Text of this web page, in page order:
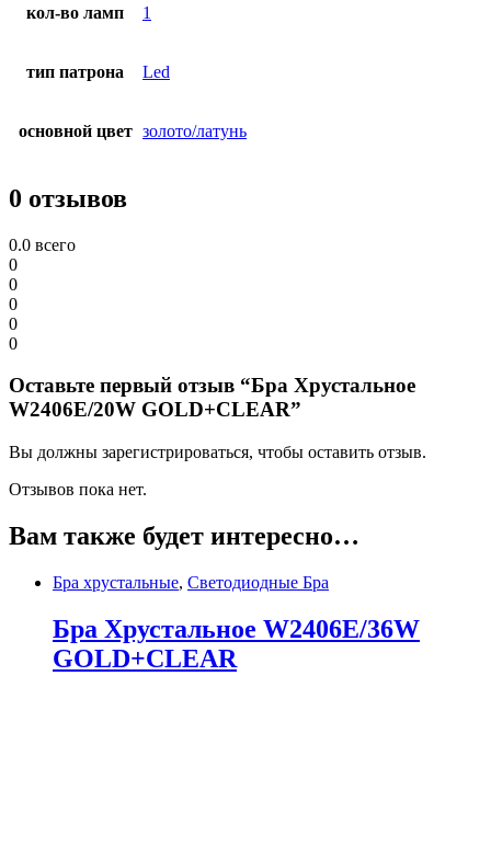
кол-во ламп 1
тип патрона Led
основной цвет золото/латунь
0 отзывов
0.0 всего
0
0
0
0
0
Оставьте первый отзыв “Бра Хрустальное
W2406E/20W GOLD+CLEAR”
Вы должны зарегистрироваться, чтобы оставить отзыв.
Отзывов пока нет.
Вам также будет интересно…
Бра хрустальные, Светодиодные Бра
Бра Хрустальное W2406E/36W
GOLD+CLEAR